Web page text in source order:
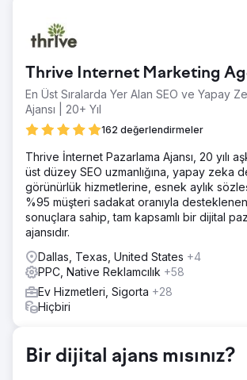
Spor müşterilerimizden biri, fitness
rekabetle karşı karşıya kaldı ve popüler
varlıkları, sektördeki en büyük rakipleri ve
Walmart gibi pazar yerleri karşısında
Çözüm
Yeniden tasarlanan ana sayfa, hedeflenen
URL yapılarını içeren agresif bir SEO ve
stratejisi hazırladık. Shopify'da
süreci. PPC kampanyaları daha yüksek
optimize edildi.
Sonuç
ulusal arama sıralamasında 1 numaraya
Walmart vb.'den bile daha iyi performans
görünürlük artışı, iyileştirilmiş PPC
aylık geliri ayda 30 bin dolar artırdı.
Ajans sayfasına git
Thrive Internet Marketing
En Üst Sıralarda Yer Alan SEO ve Yapay
Ajansı | 20+ Yıl
162 değerlendirmeler
Thrive İnternet Pazarlama Ajansı, 20 yılı
üst düzey SEO uzmanlığına, yapay zeka
görünürlük hizmetlerine, esnek aylık
%95 müşteri sadakat oranıyla desteklenen
sonuçlara sahip, tam kapsamlı bir dijital
ajansıdır.
Dallas, Texas, United States +4
PPC, Native Reklamcılık +58
Ev Hizmetleri, Sigorta +28
Hiçbiri
Bir dijital ajans mısınız?